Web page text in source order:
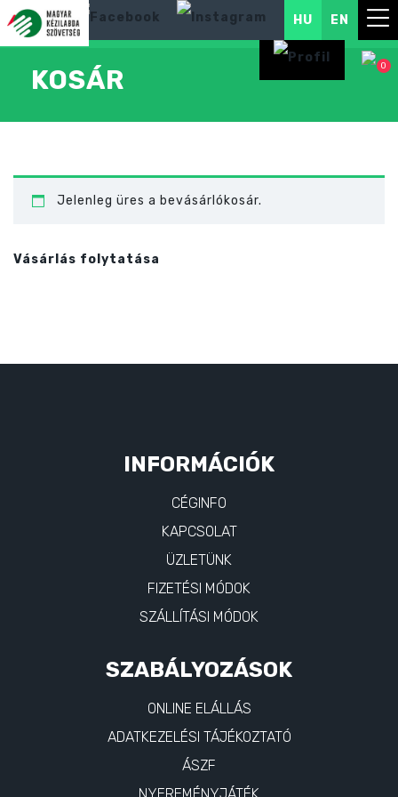
HU EN
0
KOSÁR
Jelenleg üres a bevásárlókosár.
Vásárlás folytatása
INFORMÁCIÓK
CÉGINFO
KAPCSOLAT
ÜZLETÜNK
FIZETÉSI MÓDOK
SZÁLLÍTÁSI MÓDOK
SZABÁLYOZÁSOK
ONLINE ELÁLLÁS
ADATKEZELÉSI TÁJÉKOZTATÓ
ÁSZF